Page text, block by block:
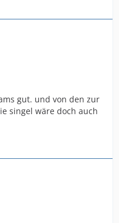
gut. und von den zur
singel wäre doch auch